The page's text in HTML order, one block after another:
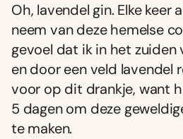
Oh, lavendel gin. Elke keer
neem van deze hemelse
gevoel dat ik in het zuiden
en door een veld lavendel
voor op dit drankje, want
5 dagen om deze
te maken.